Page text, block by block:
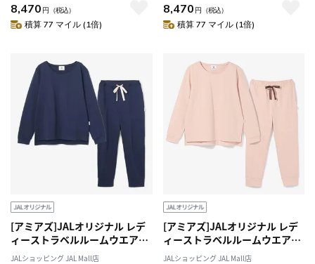
8,470 円 （税込）
積算 77 マイル (1倍)
8,470 円 （税込）
積算 77 マイル (1倍)
[アミアズ]JALオリジナル レデ
ィーストラベルルームウエア
（収納袋付き） ネイビー Ｌ
JALショッピング JAL Mall店
[アミアズ]JALオリジナル レデ
ィーストラベルルームウエア
（収納袋付き） ピンク L
JALショッピング JAL Mall店